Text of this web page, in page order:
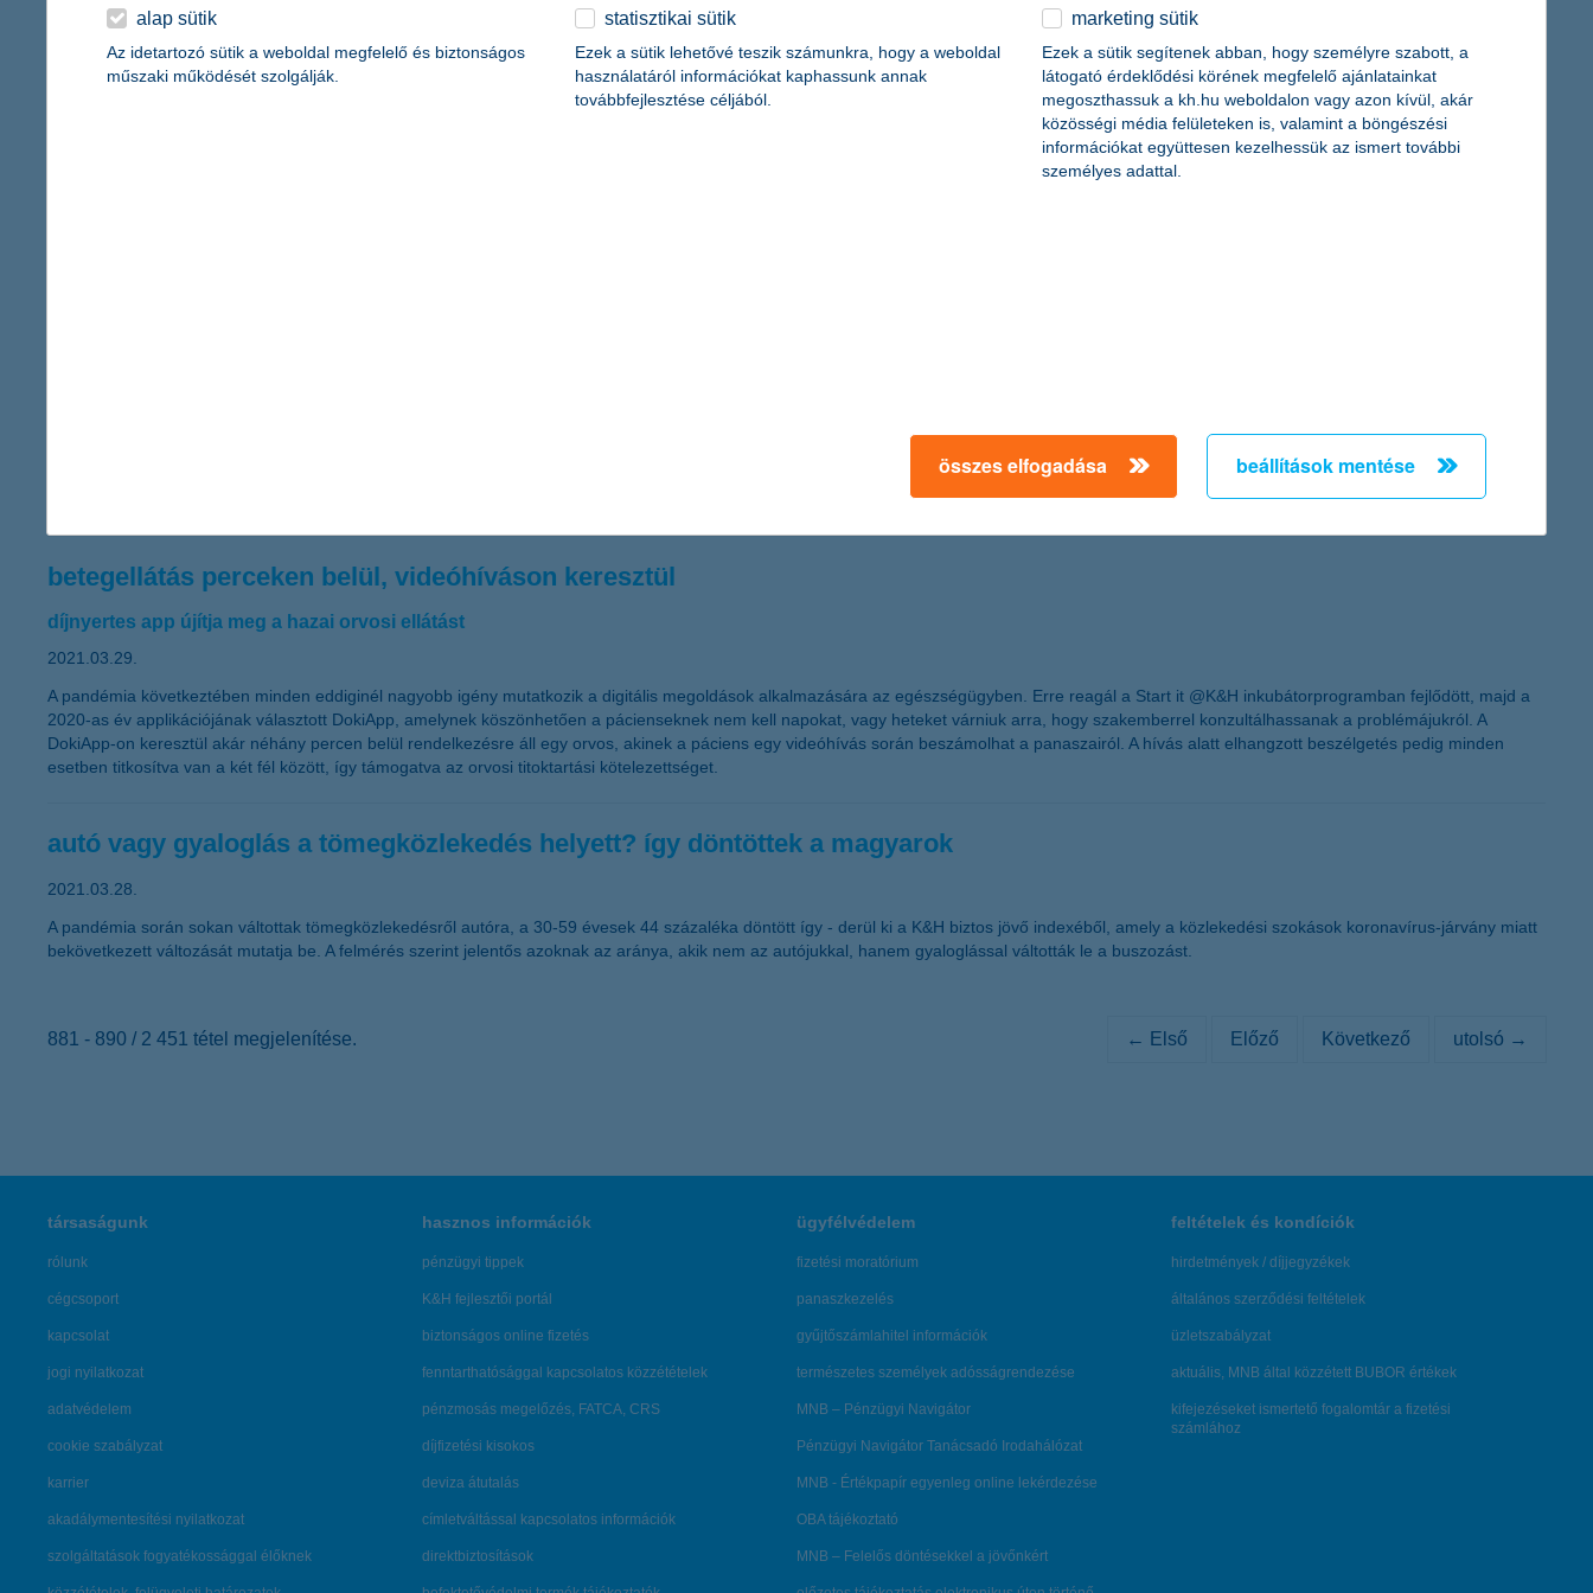
alkalmazza a Fenntarthatósági Számviteli Standard Testület (SASB) által kidolgozott kritériumokat is. 2019 óta a KBC a fenntarthatósági jelentésében figyelembe veszi a klímaváltozás pénzügyi
területeket, amelyekre a KBC befolyást gyakorolhat, és azt is, hogy a KBC miként felel meg nyilvános kötelezettségvállalásainak.
Gyerekcipőben jár a hazai nagyvállalati szektor a fenntarthatóság megvalósításában, de legalábbis hatalmas eltérések figyelhetők meg a cégek között – mutat rá a K&H nagyvállalati növekedési index
kutatás az aktuális helyzetre. Hétből egy cég rendelkezik már fenntarthatósági stratégiával, miközben közel kétharmaduk egyelőre nem is foglalkozik a kérdéssel.
betegellátás perceken belül, videóhíváson keresztül
díjnyertes app újítja meg a hazai orvosi ellátást
2021.03.29.
A pandémia következtében minden eddiginél nagyobb igény mutatkozik a digitális megoldások alkalmazására az egészségügyben. Erre reagál a Start it @K&H inkubátorprogramban fejlődött, majd a
2020-as év applikációjának választott DokiApp, amelynek köszönhetően a pácienseknek nem kell napokat, vagy heteket várniuk arra, hogy szakemberrel konzultálhassanak a problémájukról. A
DokiApp-on keresztül akár néhány percen belül rendelkezésre áll egy orvos, akinek a páciens egy videóhívás során beszámolhat a panaszairól. A hívás alatt elhangzott beszélgetés pedig minden
esetben titkosítva van a két fél között, így támogatva az orvosi titoktartási kötelezettséget.
autó vagy gyaloglás a tömegközlekedés helyett? így döntöttek a magyarok
2021.03.28.
A pandémia során sokan váltottak tömegközlekedésről autóra, a 30-59 évesek 44 százaléka döntött így - derül ki a K&H biztos jövő indexéből, amely a közlekedési szokások koronavírus-járvány miatt
bekövetkezett változását mutatja be. A felmérés szerint jelentős azoknak az aránya, akik nem az autójukkal, hanem gyaloglással váltották le a buszozást.
881 - 890 / 2 451 tétel megjelenítése. ← Első Előző Következő utolsó →
társaságunk
rólunk
cégcsoport
kapcsolat
jogi nyilatkozat
adatvédelem
cookie szabályzat
karrier
akadálymentesítési nyilatkozat
szolgáltatások fogyatékossággal élőknek
hasznos információk
pénzügyi tippek
K&H fejlesztői portál
biztonságos online fizetés
fenntarthatósággal kapcsolatos közzétételek
pénzmosás megelőzés, FATCA, CRS
díjfizetési kisokos
deviza átutalás
címletváltással kapcsolatos információk
direktbiztosítások
ügyfélvédelem
fizetési moratórium
panaszkezelés
gyűjtőszámlahitel információk
természetes személyek adósságrendezése
MNB – Pénzügyi Navigátor
Pénzügyi Navigátor Tanácsadó Irodahálózat
MNB - Értékpapír egyenleg online lekérdezése
OBA tájékoztató
MNB – Felelős döntésekkel a jövőnkért
feltételek és kondíciók
hirdetmények / díjjegyzékek
általános szerződési feltételek
üzletszabályzat
aktuális, MNB által közzétett BUBOR értékek
kifejezéseket ismertető fogalomtár a fizetési
számlához
alap sütik
Az idetartozó sütik a weboldal megfelelő és biztonságos
műszaki működését szolgálják.
statisztikai sütik
Ezek a sütik lehetővé teszik számunkra, hogy a weboldal
használatáról információkat kaphassunk annak
továbbfejlesztése céljából.
marketing sütik
Ezek a sütik segítenek abban, hogy személyre szabott, a
látogató érdeklődési körének megfelelő ajánlatainkat
megoszthassuk a kh.hu weboldalon vagy azon kívül, akár
közösségi média felületeken is, valamint a böngészési
információkat együttesen kezelhessük az ismert további
személyes adattal.
összes elfogadása beállítások mentése